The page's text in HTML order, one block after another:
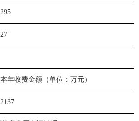
295
27
本年收费金额（单位：万元）
2137